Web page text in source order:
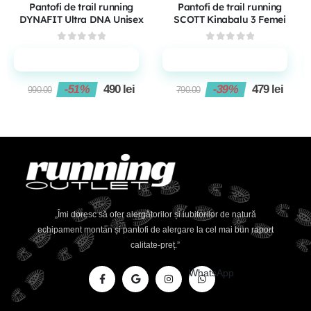
Pantofi de trail running
DYNAFIT Ultra DNA Unisex
990.00 -51% 490 lei
Pantofi de trail running
SCOTT Kinabalu 3 Femei
790.00 -39% 479 lei
„Îmi doresc să ofer alergătorilor și iubitorilor de natură
echipament montan și pantofi de alergare la cel mai bun raport
calitate-preț.”
WhatsApp